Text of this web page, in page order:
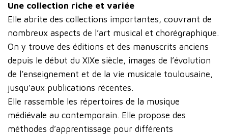
Une collection riche et variée
Elle abrite des collections importantes, couvrant de
nombreux aspects de l’art musical et chorégraphique.
On y trouve des éditions et des manuscrits anciens
depuis le début du XIXe siècle, images de l’évolution
de l’enseignement et de la vie musicale toulousaine,
jusqu’aux publications récentes.
Elle rassemble les répertoires de la musique
médiévale au contemporain. Elle propose des
méthodes d’apprentissage pour différents